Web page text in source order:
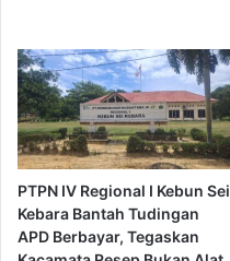
PTPN IV Regional I Kebun Sei
Kebara Bantah Tudingan
APD Berbayar, Tegaskan